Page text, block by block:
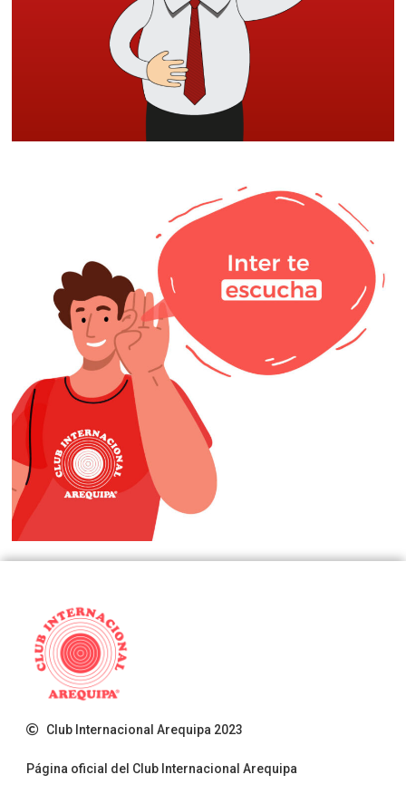
Club Internacional Arequipa 2023
Página oficial del Club Internacional Arequipa